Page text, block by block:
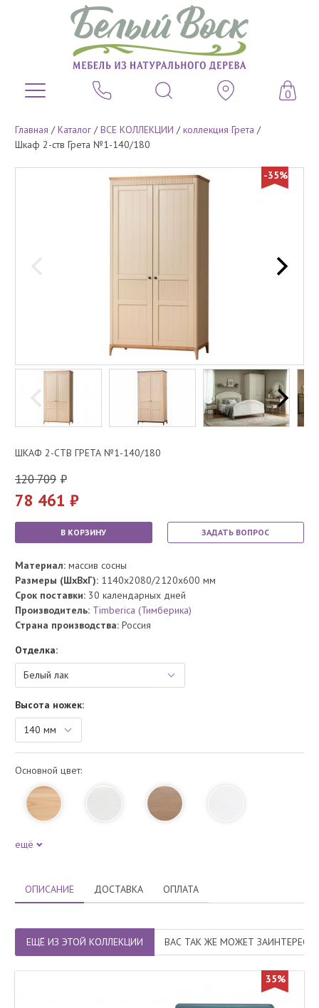
0
Главная /Каталог /ВСЕ КОЛЛЕКЦИИ /коллекция Грета /
Шкаф 2-ств Грета №1-140/180
-35%
ШКАФ 2-СТВ ГРЕТА №1-140/180
120 709
78 461
В КОРЗИНУ ЗАДАТЬ ВОПРОС
Материал: массив сосны
Размеры (ШхВхГ): 1140x2080/2120x600 мм
Срок поставки: 30 календарных дней
Производитель: Timberica (Тимберика)
Страна производства: Россия
Отделка:
Высота ножек:
Основной цвет:
ещё
ОПИСАНИЕ ДОСТАВКА ОПЛАТА
ЕЩЁ ИЗ ЭТОЙ КОЛЛЕКЦИИ ВАС ТАК ЖЕ МОЖЕТ
35%